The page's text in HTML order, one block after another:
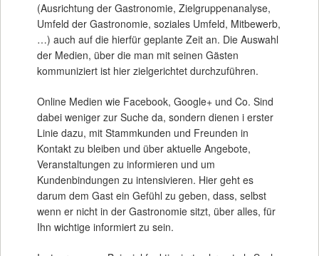
(Ausrichtung der Gastronomie, Zielgruppenanalyse,
Umfeld der Gastronomie, soziales Umfeld, Mitbewerb,
…) auch auf die hierfür geplante Zeit an. Die Auswahl
der Medien, über die man mit seinen Gästen
kommuniziert ist hier zielgerichtet durchzuführen.
Online Medien wie Facebook, Google+ und Co. Sind
dabei weniger zur Suche da, sondern dienen i erster
Linie dazu, mit Stammkunden und Freunden in
Kontakt zu bleiben und über aktuelle Angebote,
Veranstaltungen zu informieren und um
Kundenbindungen zu intensivieren. Hier geht es
darum dem Gast ein Gefühl zu geben, dass, selbst
wenn er nicht in der Gastronomie sitzt, über alles, für
Ihn wichtige informiert zu sein.